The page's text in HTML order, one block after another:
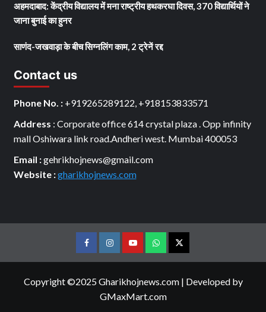
अहमदाबाद: केंद्रीय विद्यालय में मना राष्ट्रीय हथकरघा दिवस, 370 विद्यार्थियों ने
जाना बुनाई का हुनर
साणंद-जखवाड़ा के बीच सिग्नलिंग काम, 2 ट्रेनें रद्द
Contact us
Phone No. : +919265289122, +918153833571
Address : Corporate office 614 crystal plaza . Opp infinity
mall Oshiwara link road.Andheri west. Mumbai 400053
Email :gehrikhojnews@gmail.com
Website :gharikhojnews.com
FacebookInstagramyoutubeWhatsTwitter
Copyright ©2025 Gharikhojnews.com | Developed by
GMaxMart.com